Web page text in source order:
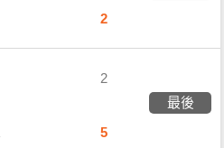
2
2
最後
5